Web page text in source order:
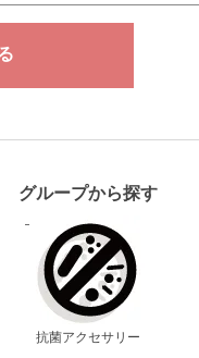
グループから探す
抗菌アクセサリー